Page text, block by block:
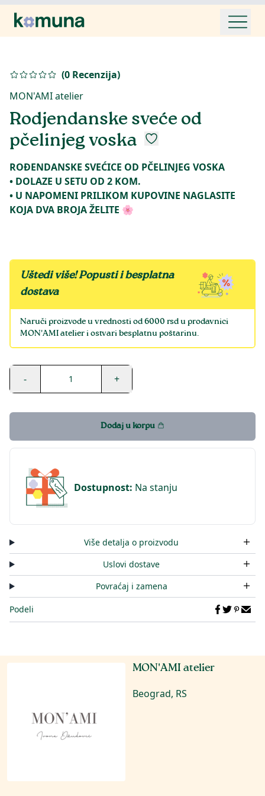
(0 Recenzija)
MON'AMI atelier
Rodjendanske sveće od
pčelinjeg voska
ROĐENDANSKE SVEĆICE OD PČELINJEG VOSKA
• DOLAZE U SETU OD 2 KOM.
• U NAPOMENI PRILIKOM KUPOVINE NAGLASITE
KOJA DVA BROJA ŽELITE 🌸
Uštedi više! Popusti i besplatna
dostava
Naruči proizvode u vrednosti od 6000 rsd u prodavnici
MON'AMI atelier i ostvari besplatnu poštarinu.
- 1 +
Dodaj u korpu
Dostupnost: Na stanju
Više detalja o proizvodu
Uslovi dostave
Povraćaj i zamena
Podeli
MON'AMI atelier
Beograd, RS